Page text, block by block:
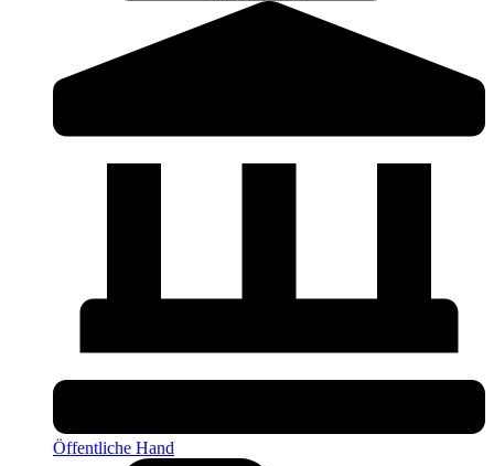
Öffentliche Hand